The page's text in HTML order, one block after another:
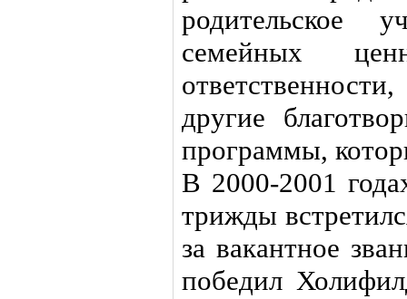
родительское
семейных
другие
программы,
В 2000-2001
трижды
за вакантное
победил